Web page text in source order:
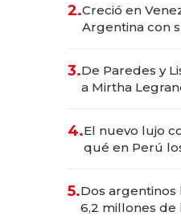
2.Creció en
Argentina con
las marcas
3.De Paredes y
a Mirtha
4.El nuevo lujo
qué en Perú
5.Dos argentinos
6,2 millones de